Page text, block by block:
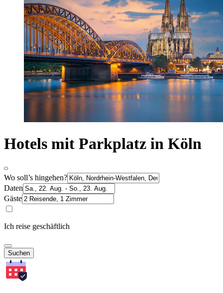
Hotels mit Parkplatz in Köln
Wo soll’s hingehen?
Daten
Gäste
Ich reise geschäftlich
Suchen